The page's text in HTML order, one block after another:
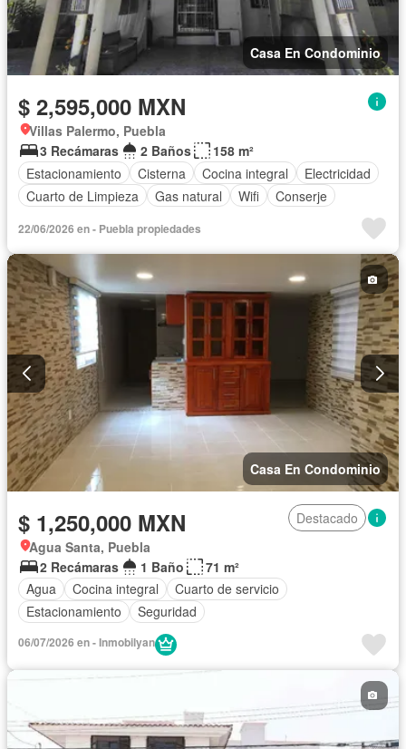
Casa En Condominio
$ 2,595,000 MXN
Villas Palermo, Puebla
3 Recámaras
2 Baños
158 m²
Estacionamiento
Cisterna Cocina integral
Electricidad
Cuarto de Limpieza
Gas natural Wifi Conserje
22/06/2026 en - Puebla propiedades
Casa En Condominio
$ 1,250,000 MXN
Destacado
Agua Santa, Puebla
2 Recámaras
1 Baño
71 m²
Agua
Cocina integral
Cuarto de servicio
Estacionamiento
Seguridad
06/07/2026 en - Inmobilyan